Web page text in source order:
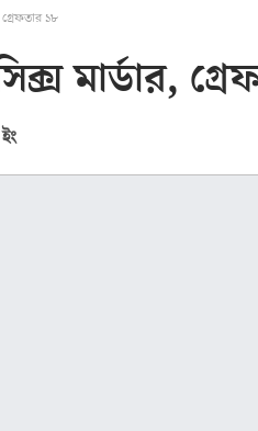
গ্রেফতার ১৮
মার্ডার,